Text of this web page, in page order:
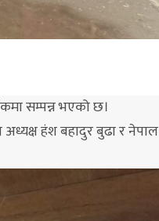
सम्पन्न भएको छ।
हंश बहादुर बुढा र नेपाल